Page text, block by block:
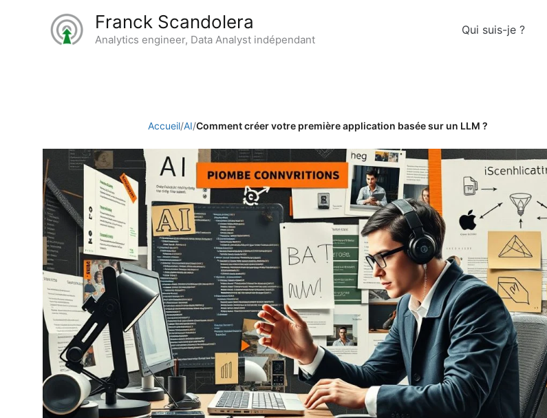
Franck Scandolera
Analytics engineer, Data Analyst indépendant
Qui suis-je ?
Accueil/AI/Comment créer votre première application basée sur un LLM ?